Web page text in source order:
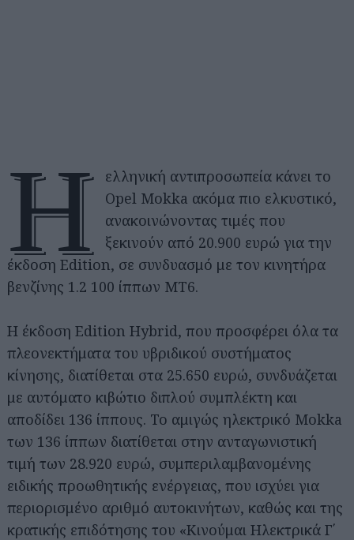
Η
ελληνική αντιπροσωπεία κάνει το
Opel Mokka ακόμα πιο ελκυστικό,
ανακοινώνοντας τιμές που
ξεκινούν από 20.900 ευρώ για την
έκδοση Edition, σε συνδυασμό με τον κινητήρα
βενζίνης 1.2 100 ίππων ΜΤ6.
Η έκδοση Edition Hybrid, που προσφέρει όλα τα
πλεονεκτήματα του υβριδικού συστήματος
κίνησης, διατίθεται στα 25.650 ευρώ, συνδυάζεται
με αυτόματο κιβώτιο διπλού συμπλέκτη και
αποδίδει 136 ίππους. Το αμιγώς ηλεκτρικό Mokka
των 136 ίππων διατίθεται στην ανταγωνιστική
τιμή των 28.920 ευρώ, συμπεριλαμβανομένης
ειδικής προωθητικής ενέργειας, που ισχύει για
περιορισμένο αριθμό αυτοκινήτων, καθώς και της
κρατικής επιδότησης του «Κινούμαι Ηλεκτρικά Γ΄